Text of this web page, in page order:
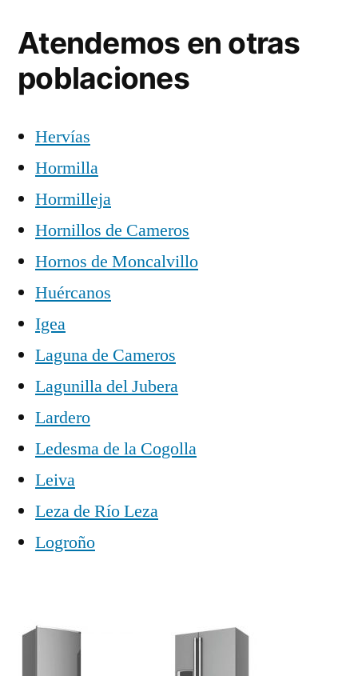
Atendemos en otras
poblaciones
Hervías
Hormilla
Hormilleja
Hornillos de Cameros
Hornos de Moncalvillo
Huércanos
Igea
Laguna de Cameros
Lagunilla del Jubera
Lardero
Ledesma de la Cogolla
Leiva
Leza de Río Leza
Logroño